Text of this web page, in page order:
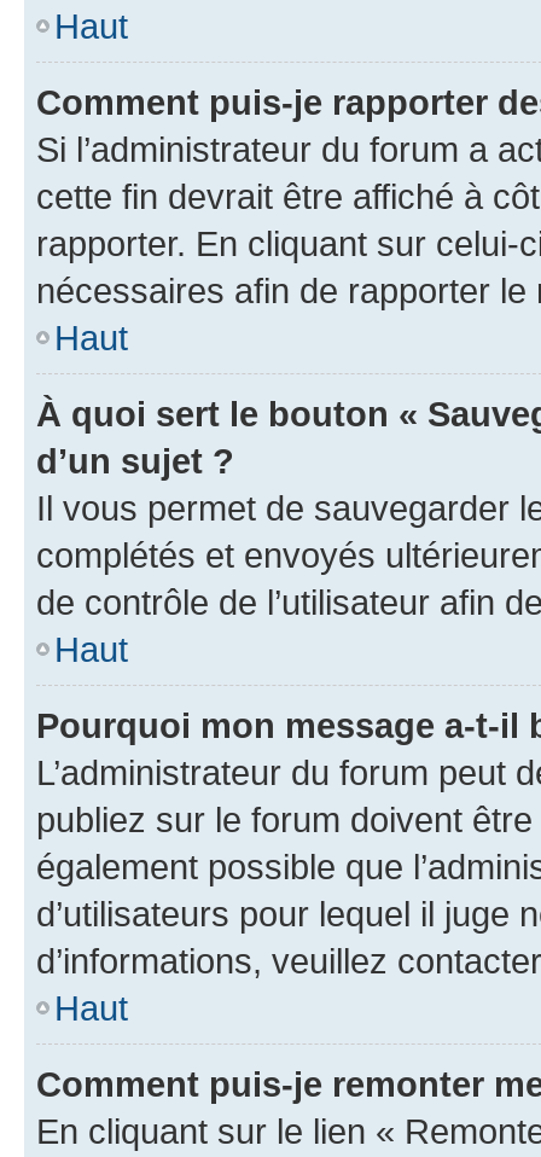
Haut
Comment puis-je rapporter
Si l’administrateur du forum a
cette fin devrait être affiché à
rapporter. En cliquant sur
nécessaires afin de rapporter le
Haut
À quoi sert le bouton «
d’un sujet ?
Il vous permet de sauvegarder
complétés et envoyés
de contrôle de l’utilisateur afin
Haut
Pourquoi mon message a-t-il
L’administrateur du forum peut
publiez sur le forum doivent
également possible que
d’utilisateurs pour lequel il juge
d’informations, veuillez
Haut
Comment puis-je remonter
En cliquant sur le lien «